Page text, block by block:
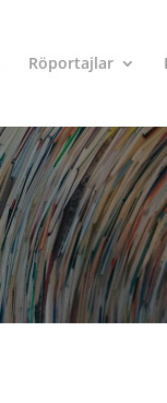
Röportajlar